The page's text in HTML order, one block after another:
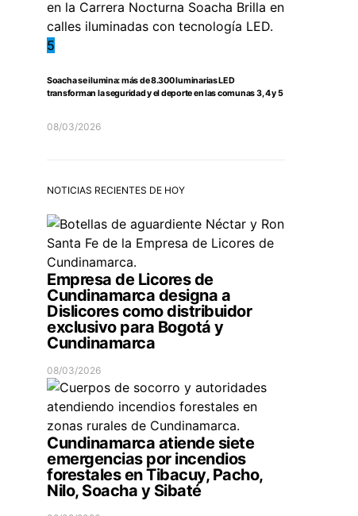
5
Soacha se ilumina: más de 8.300 luminarias LED
transforman la seguridad y el deporte en las comunas 3, 4 y 5
08/03/2026
NOTICIAS RECIENTES DE HOY
Empresa de Licores de
Cundinamarca designa a
Dislicores como distribuidor
exclusivo para Bogotá y
Cundinamarca
08/03/2026
Cundinamarca atiende siete
emergencias por incendios
forestales en Tibacuy, Pacho,
Nilo, Soacha y Sibaté